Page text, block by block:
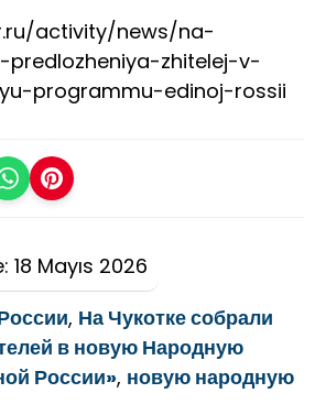
activity/news/na-
predlozheniya-zhitelej-v-
programmu-edinoj-rossii
Mayıs 2026
, На Чукотке собрали
в новую Народную
России», новую народную